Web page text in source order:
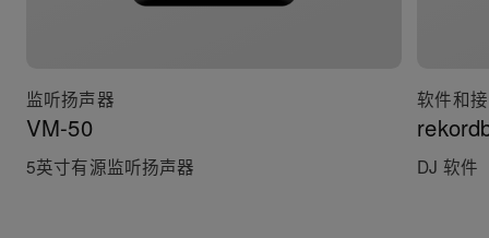
监听扬声器
VM-50
5英寸有源监听扬声器
软件和
DJ 软件